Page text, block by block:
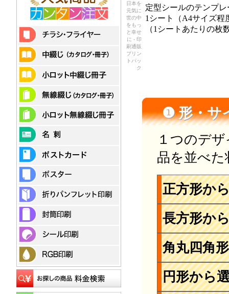
定型シールのテンプ
1シート（A4サイズ程
（1シートあたりの
❶ 形・サ
１つのデ
品を並べ
正方形か
長方形か
角丸四角
円形から
日本を
元気に
世の中
をもっ
と幸せ
に - 印
刷通販
プリン
トパッ
ク